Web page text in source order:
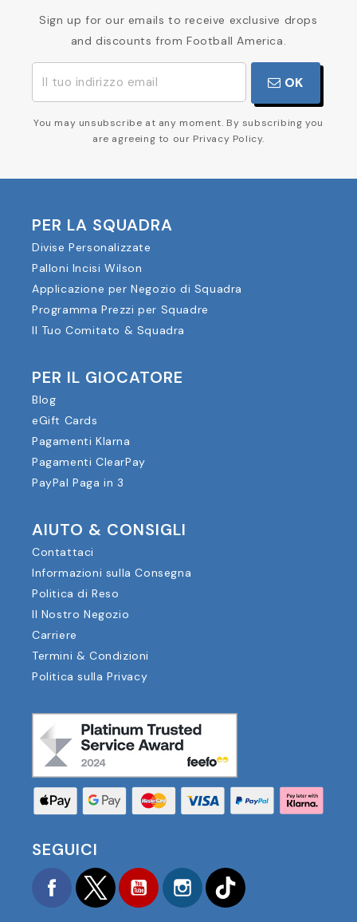
Sign up for our emails to receive exclusive drops
and discounts from Football America.
OK
You may unsubscribe at any moment. By subscribing you
are agreeing to our Privacy Policy.
PER LA SQUADRA
Divise Personalizzate
Palloni Incisi Wilson
Applicazione per Negozio di Squadra
Programma Prezzi per Squadre
Il Tuo Comitato & Squadra
PER IL GIOCATORE
Blog
eGift Cards
Pagamenti Klarna
Pagamenti ClearPay
PayPal Paga in 3
AIUTO & CONSIGLI
Contattaci
Informazioni sulla Consegna
Politica di Reso
Il Nostro Negozio
Carriere
Termini & Condizioni
Politica sulla Privacy
SEGUICI
FacebookTwitter YouTubeInstagram